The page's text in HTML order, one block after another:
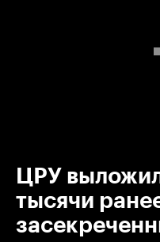
ЦРУ
тысячи